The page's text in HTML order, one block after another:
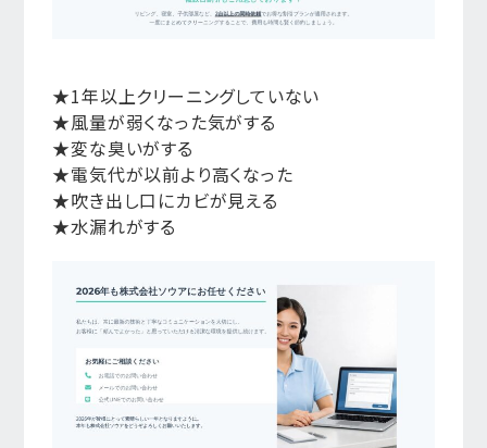
★1年以上クリーニングしていない
★風量が弱くなった気がする
★変な臭いがする
★電気代が以前より高くなった
★吹き出し口にカビが見える
★水漏れがする